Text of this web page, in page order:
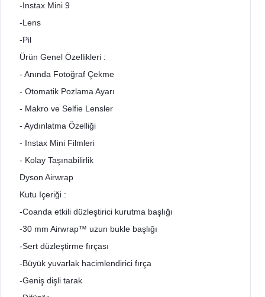
-Instax Mini 9
-Lens
-Pil
Ürün Genel Özellikleri :
- Anında Fotoğraf Çekme
- Otomatik Pozlama Ayarı
- Makro ve Selfie Lensler
- Aydınlatma Özelliği
- Instax Mini Filmleri
- Kolay Taşınabilirlik
Dyson Airwrap
Kutu Içeriği :
-Coanda etkili düzleştirici kurutma başlığı
-30 mm Airwrap™ uzun bukle başlığı
-Sert düzleştirme fırçası
-Büyük yuvarlak hacimlendirici fırça
-Geniş dişli tarak